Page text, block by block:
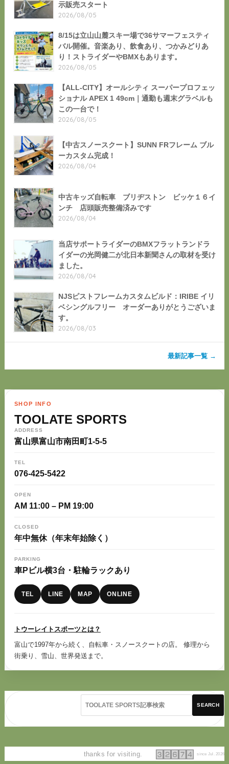
示販売スタート
2026/08/05
8/15は立山山麓スキー場で36サマーフェスティ
バル開催。音楽あり、飲食あり、つかみどりあ
り！ストライダーやBMXもあります。
2026/08/05
【ALL-CITY】オールシティ スーパープロフェッ
ショナル APEX 1 49cm｜通勤も週末グラベルも
この一台で！
2026/08/05
【中古スノースクート】SUNN FRフレーム ブル
ーカスタム完成！
2026/08/04
中古キッズ自転車 ブリヂストン ビッケ１６イ
ンチ 店頭販売整備済みです
2026/08/04
当店サポートライダーのBMXフラットランドラ
イダーの光岡健二が北日本新聞さんの取材を受け
ました。
2026/08/04
NJSピストフレームカスタムビルド：IRIBE イリ
ベシングルフリー オーダーありがとうございま
す。
2026/08/03
最新記事一覧 →
SHOP INFO
TOOLATE SPORTS
ADDRESS
富山県富山市南田町1-5-5
TEL
076-425-5422
OPEN
AM 11:00 – PM 19:00
CLOSED
年中無休（年末年始除く）
PARKING
車Pビル横3台・駐輪ラックあり
TEL LINE MAP ONLINE
トウーレイトスポーツとは？
富山で1997年から続く、自転車・スノースクートの店。 修理から
街乗り、雪山、世界発送まで。
SEARCH
thanks for visiting. since Jul. 2026